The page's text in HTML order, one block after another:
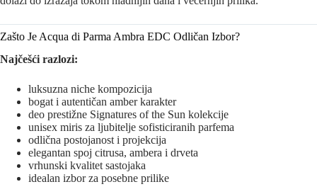
Zašto Je Acqua di Parma Ambra EDC Odličan Izbor?
Najčešći razlozi:
luksuzna niche kompozicija
bogat i autentičan amber karakter
deo prestižne Signatures of the Sun kolekcije
unisex miris za ljubitelje sofisticiranih parfema
odlična postojanost i projekcija
elegantan spoj citrusa, ambera i drveta
vrhunski kvalitet sastojaka
idealan izbor za posebne prilike